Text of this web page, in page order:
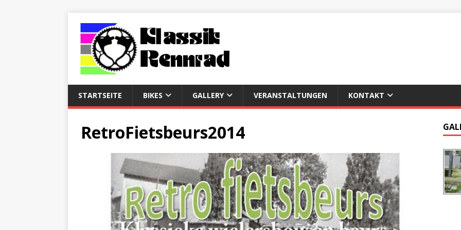
STARTSEITE BIKES GALLERY VERANSTALTUNGEN KONTAKT
RetroFietsbeurs2014